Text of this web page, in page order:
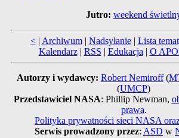
Jutro: weekend
<| Archiwum| Nadsyłanie| Lista
Kalendarz| RSS | Edukacja | O
Autorzy i wydawcy: Robert Nemiroff(
(UMCP)
Przedstawiciel NASA: Phillip Newman,
prawa.
Polityka prywatności sieci NASA
Serwis prowadzony przez: ASD w